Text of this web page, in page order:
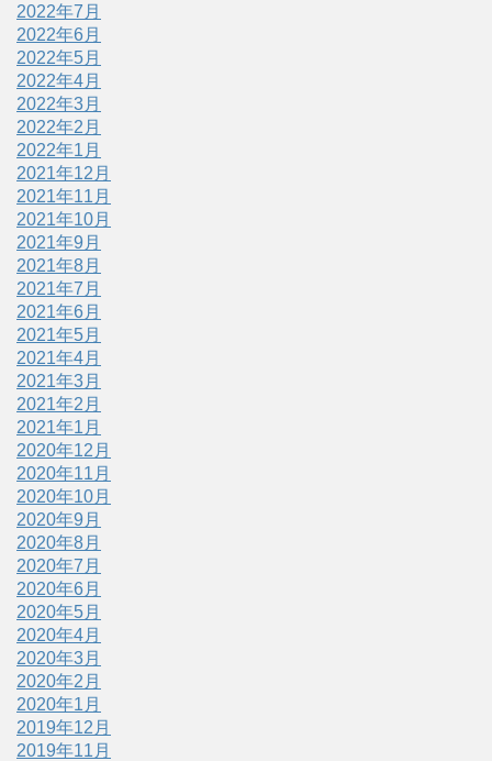
2022年7月
2022年6月
2022年5月
2022年4月
2022年3月
2022年2月
2022年1月
2021年12月
2021年11月
2021年10月
2021年9月
2021年8月
2021年7月
2021年6月
2021年5月
2021年4月
2021年3月
2021年2月
2021年1月
2020年12月
2020年11月
2020年10月
2020年9月
2020年8月
2020年7月
2020年6月
2020年5月
2020年4月
2020年3月
2020年2月
2020年1月
2019年12月
2019年11月